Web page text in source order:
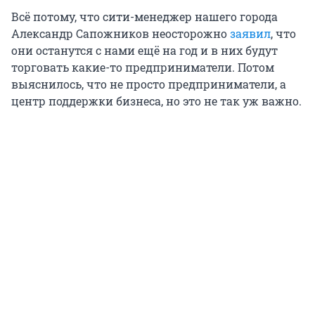
Всё потому, что сити-менеджер нашего города
Александр Сапожников неосторожнозаявил, что
они останутся с нами ещё на год и в них будут
торговать какие-то предприниматели. Потом
выяснилось, что не просто предприниматели, а
центр поддержки бизнеса, но это не так уж важно.